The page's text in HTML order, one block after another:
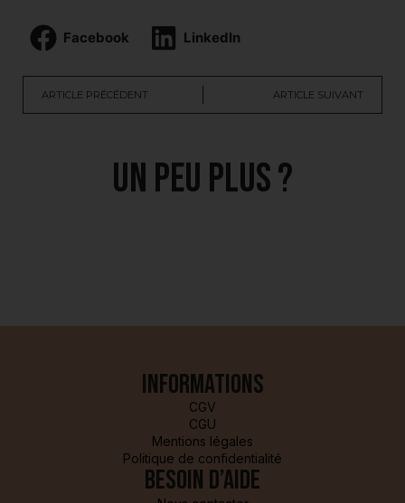
Facebook LinkedIn
ARTICLE PRÉCÉDENT ARTICLE SUIVANT
Un peu plus ?
Informations
CGV
CGU
Mentions légales
Politique de confidentialité
Besoin d’aide